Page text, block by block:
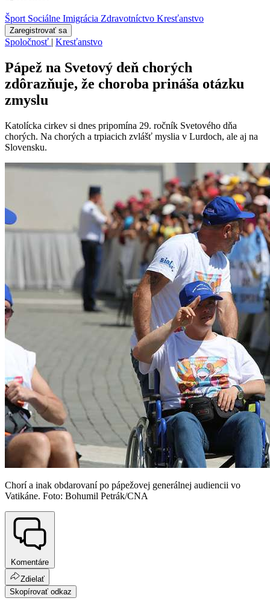
Šport Sociálne Imigrácia Zdravotníctvo Kresťanstvo
Zaregistrovať sa
Spoločnosť | Kresťanstvo
Pápež na Svetový deň chorých
zdôrazňuje, že choroba prináša otázku
zmyslu
Katolícka cirkev si dnes pripomína 29. ročník Svetového dňa
chorých. Na chorých a trpiacich zvlášť myslia v Lurdoch, ale aj na
Slovensku.
Chorí a inak obdarovaní po pápežovej generálnej audiencii vo
Vatikáne. Foto: Bohumil Petrák/CNA
Komentáre
Zdielať
Skopírovať odkaz